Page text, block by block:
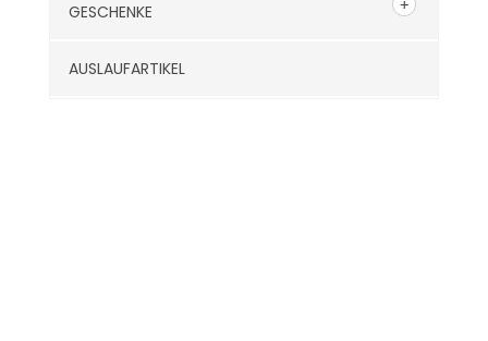
GESCHENKE
AUSLAUFARTIKEL